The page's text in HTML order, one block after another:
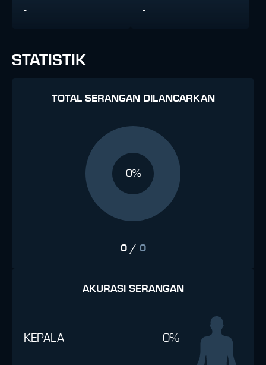
- -
STATISTIK
TOTAL SERANGAN DILANCARKAN
0%
0/ 0
AKURASI SERANGAN
KEPALA 0%